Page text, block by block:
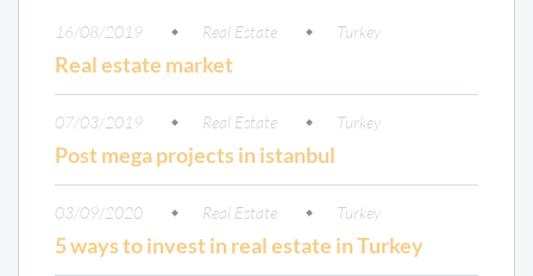
16/08/2019 Real Estate Turkey
Real estate market
07/03/2019 Real Estate Turkey
Post mega projects in istanbul
03/09/2020 Real Estate Turkey
5 ways to invest in real estate in Turkey